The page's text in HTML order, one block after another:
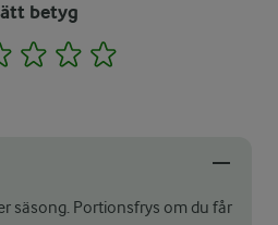
betyg
2 3 4
säsong. Portionsfrys om du får